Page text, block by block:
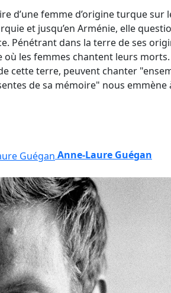
d’une femme d’origine turque
et jusqu’en Arménie, elle
Pénétrant dans la terre de ses
les femmes chantent leurs
cette terre, peuvent chanter
de sa mémoire" nous emmène
Anne-Laure Guégan